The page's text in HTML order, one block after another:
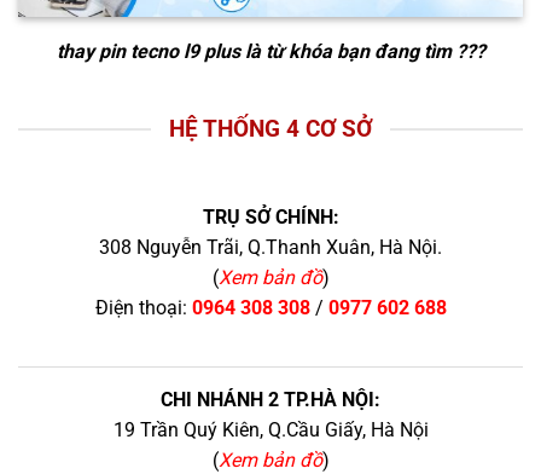
thay pin tecno l9 pluslà từ khóa bạn đang tìm ???
HỆ THỐNG 4 CƠ SỞ
TRỤ SỞ CHÍNH:
308 Nguyễn Trãi, Q.Thanh Xuân, Hà Nội.
(Xem bản đồ)
Điện thoại: 0964 308 308/ 0977 602 688
CHI NHÁNH 2 TP.HÀ NỘI:
19 Trần Quý Kiên, Q.Cầu Giấy, Hà Nội
(Xem bản đồ)